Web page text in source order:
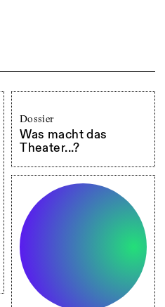
Dossier
Was macht das
Theater...?